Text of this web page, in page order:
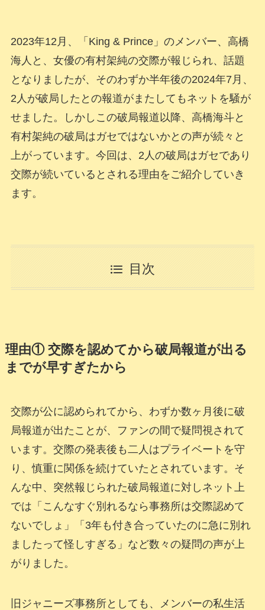
2023年12月、「King & Prince」のメンバー、高橋
海人と、女優の有村架純の交際が報じられ、話題
となりましたが、そのわずか半年後の2024年7月、
2人が破局したとの報道がまたしてもネットを騒が
せました。しかしこの破局報道以降、高橋海斗と
有村架純の破局はガセではないかとの声が続々と
上がっています。今回は、2人の破局はガセであり
交際が続いているとされる理由をご紹介していき
ます。
目次
理由① 交際を認めてから破局報道が出る
までが早すぎたから
交際が公に認められてから、わずか数ヶ月後に破
局報道が出たことが、ファンの間で疑問視されて
います。交際の発表後も二人はプライベートを守
り、慎重に関係を続けていたとされています。そ
んな中、突然報じられた破局報道に対しネット上
では「こんなすぐ別れるなら事務所は交際認めて
ないでしょ」「3年も付き合っていたのに急に別れ
ましたって怪しすぎる」など数々の疑問の声が上
がりました。
旧ジャニーズ事務所としても、メンバーの私生活